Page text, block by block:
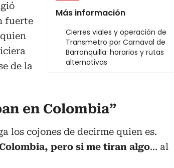
Más información
Cierres viales y operación de
Transmetro por Carnaval de
Barranquilla: horarios y rutas
alternativas
fuerte
de la
en Colombia”
los cojones de decirme quien es.
pero si me tiran algo… al